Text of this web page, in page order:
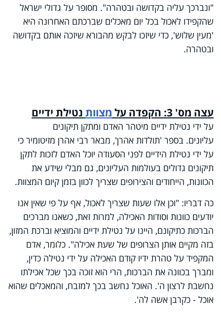
"ונברכך עליה בקדושה ובטהרה". מסופר על גדולי ישראל
שהקפידו לאכול בכל יום מאכלים שברכתם האחרונה היא
'מעין שלוש', כדי שיזכו לבקש מהבורא שיזכה אותם בקדושה
ובטהרה.
עצה מס' 3: הקפדה על מצוות נטילת ידיים
על ידי נטילת ידיים מיטהר האדם ומתקן תיקונים
עליונים. בספר 'תולדות אהרן', מבאר רבי אהרן מזיטומיר כי
על ידי נטילת הידיים לפני הסעודה יוכל האדם לזכות לתקן
תיקונים גדולים בעולמות העליונים, גם מבלי שידע את
הכוונות, הייחודים והצירופים שצריך לכוון בזמן קיום המצוות.
כה דבריו: "וכן אלו שעות שצריך לאכול, אף על פי שאין אנו
יודעים כוונות וסודות האכילה, למרות זאת, כשאנו מברכים
הברכות כתיקונם, היינו על נטילת ידיים והמוציא וברכת המזון,
בזה מקיים אותן הצרופים של שעת אכילה". כלומר, אדם
המקפיד על טהרת ידיו קודם האכילה על ידי נטילה כדין,
ומברך בכוונה את הברכות, הרי הוא זוכה בכך שכל אכילתו
נחשבת לרצון ה'. האוכל נחשב בכך למזבח, והמאכלים שהוא
אוכל - כקרבן אשה לה'.